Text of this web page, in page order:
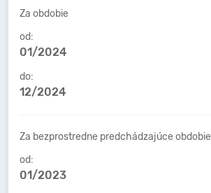
Za obdobie
od:
01/2024
do:
12/2024
Za bezprostredne predchádzajúce obdobie
od:
01/2023